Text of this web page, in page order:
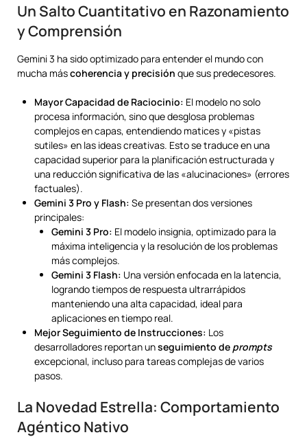
Un Salto Cuantitativo en Razonamiento
y Comprensión
Gemini 3 ha sido optimizado para entender el mundo con
mucha máscoherencia y precisión que sus predecesores.
Mayor Capacidad de Raciocinio: El modelo no solo
procesa información, sino que desglosa problemas
complejos en capas, entendiendo matices y «pistas
sutiles» en las ideas creativas. Esto se traduce en una
capacidad superior para la planificación estructurada y
una reducción significativa de las «alucinaciones» (errores
factuales).
Gemini 3 Pro y Flash: Se presentan dos versiones
principales:
Gemini 3 Pro: El modelo insignia, optimizado para la
máxima inteligencia y la resolución de los problemas
más complejos.
Gemini 3 Flash: Una versión enfocada en la latencia,
logrando tiempos de respuesta ultrarrápidos
manteniendo una alta capacidad, ideal para
aplicaciones en tiempo real.
Mejor Seguimiento de Instrucciones: Los
desarrolladores reportan unseguimiento de prompts
excepcional, incluso para tareas complejas de varios
pasos.
La Novedad Estrella: Comportamiento
Agéntico Nativo